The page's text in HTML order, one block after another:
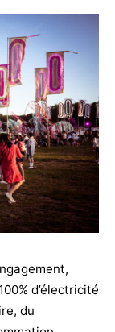
d’électricité
du